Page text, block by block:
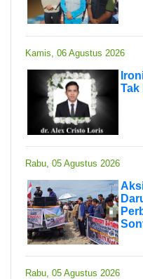
Kamis, 06 Agustus 2026
Tak
Rabu, 05 Agustus 2026
Rabu, 05 Agustus 2026